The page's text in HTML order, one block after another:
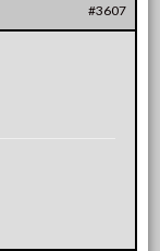
#3607